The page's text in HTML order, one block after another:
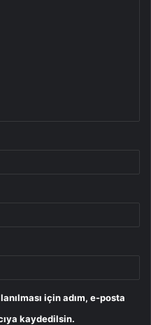
için adım, e-posta
kaydedilsin.